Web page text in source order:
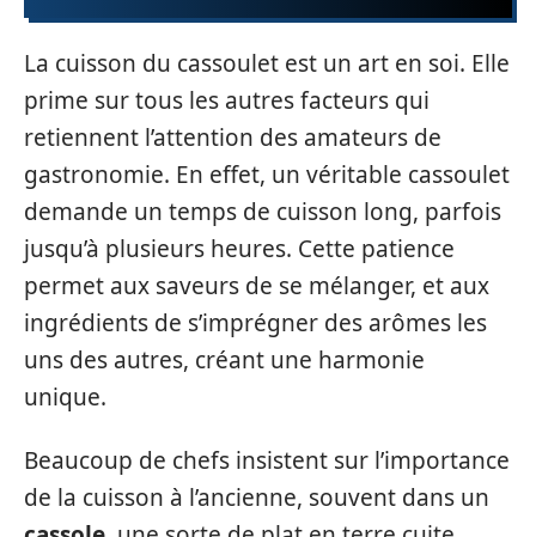
La cuisson du cassoulet est un art en soi. Elle
prime sur tous les autres facteurs qui
retiennent l’attention des amateurs de
gastronomie. En effet, un véritable cassoulet
demande un temps de cuisson long, parfois
jusqu’à plusieurs heures. Cette patience
permet aux saveurs de se mélanger, et aux
ingrédients de s’imprégner des arômes les
uns des autres, créant une harmonie
unique.
Beaucoup de chefs insistent sur l’importance
de la cuisson à l’ancienne, souvent dans un